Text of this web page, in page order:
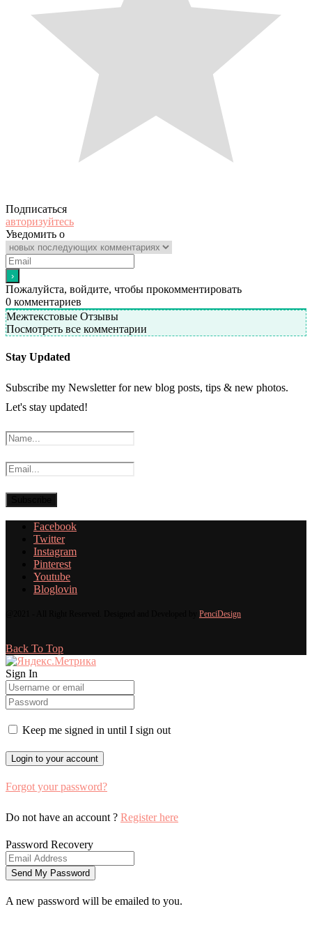
Подписаться
авторизуйтесь
Уведомить о
Пожалуйста, войдите, чтобы прокомментировать
0 комментариев
Межтекстовые Отзывы
Посмотреть все комментарии
Stay Updated
Subscribe my Newsletter for new blog posts, tips & new photos.
Let's stay updated!
Facebook
Twitter
Instagram
Pinterest
Youtube
Bloglovin
PenciDesign
Back To Top
Sign In
Keep me signed in until I sign out
Forgot your password?
Do not have an account ? Register here
Password Recovery
A new password will be emailed to you.